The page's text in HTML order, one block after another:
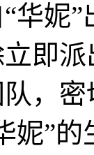
妮”
即
，
妮”